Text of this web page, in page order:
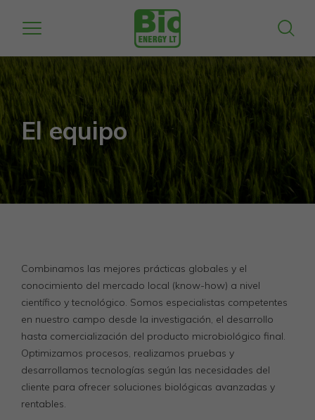
El equipo
Combinamos las mejores prácticas globales y el
conocimiento del mercado local (know-how) a nivel
científico y tecnológico. Somos especialistas competentes
en nuestro campo desde la investigación, el desarrollo
hasta comercialización del producto microbiológico final.
Optimizamos procesos, realizamos pruebas y
desarrollamos tecnologías según las necesidades del
cliente para ofrecer soluciones biológicas avanzadas y
rentables.